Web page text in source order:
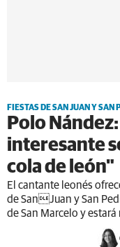
FIESTAS DE SAN JUAN Y SAN
Polo
interesante
cola de león"
El cantante leonés
de SanJuan y San
de San Marcelo y